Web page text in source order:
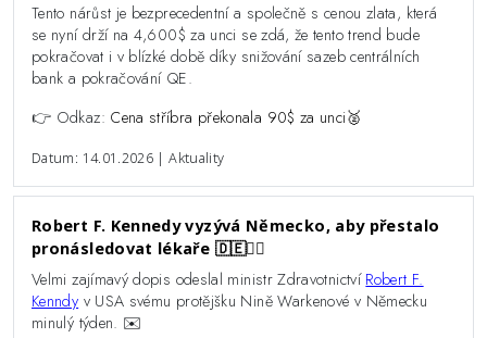
Tento nárůst je bezprecedentní a společně s cenou zlata, která
se nyní drží na 4,600$ za unci se zdá, že tento trend bude
pokračovat i v blízké době díky snižování sazeb centrálních
bank a pokračování QE.
👉 Odkaz: Cena stříbra překonala 90$ za unci🥈
Datum: 14.01.2026 | Aktuality
Robert F. Kennedy vyzývá Německo, aby přestalo
pronásledovat lékaře 🇩🇪👨‍⚕️
Velmi zajímavý dopis odeslal ministr Zdravotnictví Robert F.
Kenndy v USA svému protějšku Nině Warkenové v Německu
minulý týden. ✉️